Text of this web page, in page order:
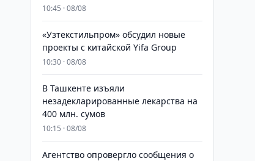
10:45 · 08/08
«Узтекстильпром» обсудил новые
проекты с китайской Yifa Group
10:30 · 08/08
​​​​​​​В Ташкенте изъяли
незадекларированные лекарства на
400 млн. сумов
10:15 · 08/08
Агентство опровергло сообщения о